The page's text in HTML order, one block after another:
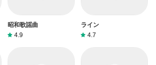
昭和歌謡曲
4.9
ライン
4.7